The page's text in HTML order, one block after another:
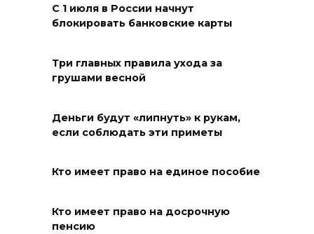
На Дону обсудили вопросы
медицинской помощи с
участием федеральных
08 августа 2026 17:40
новую модульную котельную
Платовский
С 1 июля в России начнут
блокировать банковские карты
Три главных правила ухода за
грушами весной
Деньги будут «липнуть» к рукам,
если соблюдать эти приметы
Кто имеет право на единое пособие
Кто имеет право на досрочную
пенсию